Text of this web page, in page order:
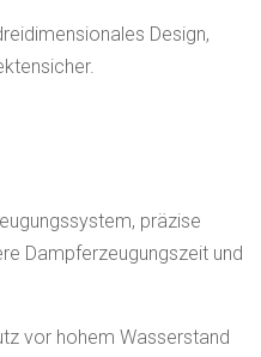
Design,
präzise
Dampferzeugungszeit und
vor hohem Wasserstand